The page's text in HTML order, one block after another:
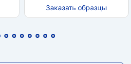
Заказать образцы